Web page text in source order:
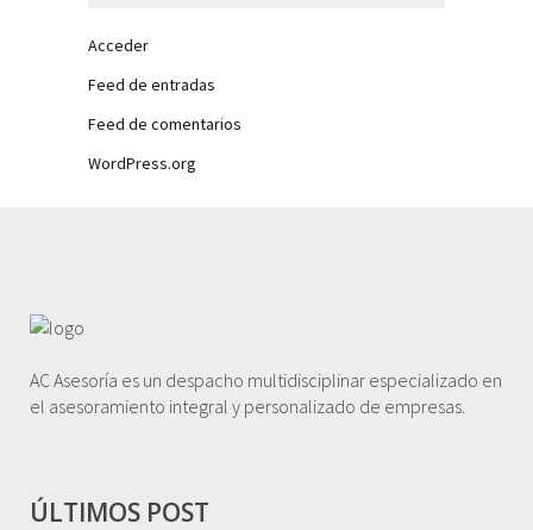
Acceder
Feed de entradas
Feed de comentarios
WordPress.org
AC Asesoría es un despacho multidisciplinar especializado en
el asesoramiento integral y personalizado de empresas.
ÚLTIMOS POST